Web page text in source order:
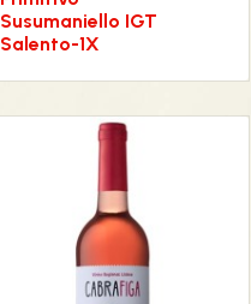
Susumaniello IGT
Salento-1X